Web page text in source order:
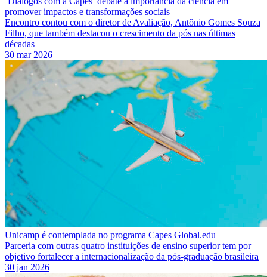
promover impactos e transformações sociais
Encontro contou com o diretor de Avaliação, Antônio Gomes Souza
Filho, que também destacou o crescimento da pós nas últimas
décadas
30 mar 2026
Unicamp é contemplada no programa Capes Global.edu
Parceria com outras quatro instituições de ensino superior tem por
objetivo fortalecer a internacionalização da pós-graduação brasileira
30 jan 2026